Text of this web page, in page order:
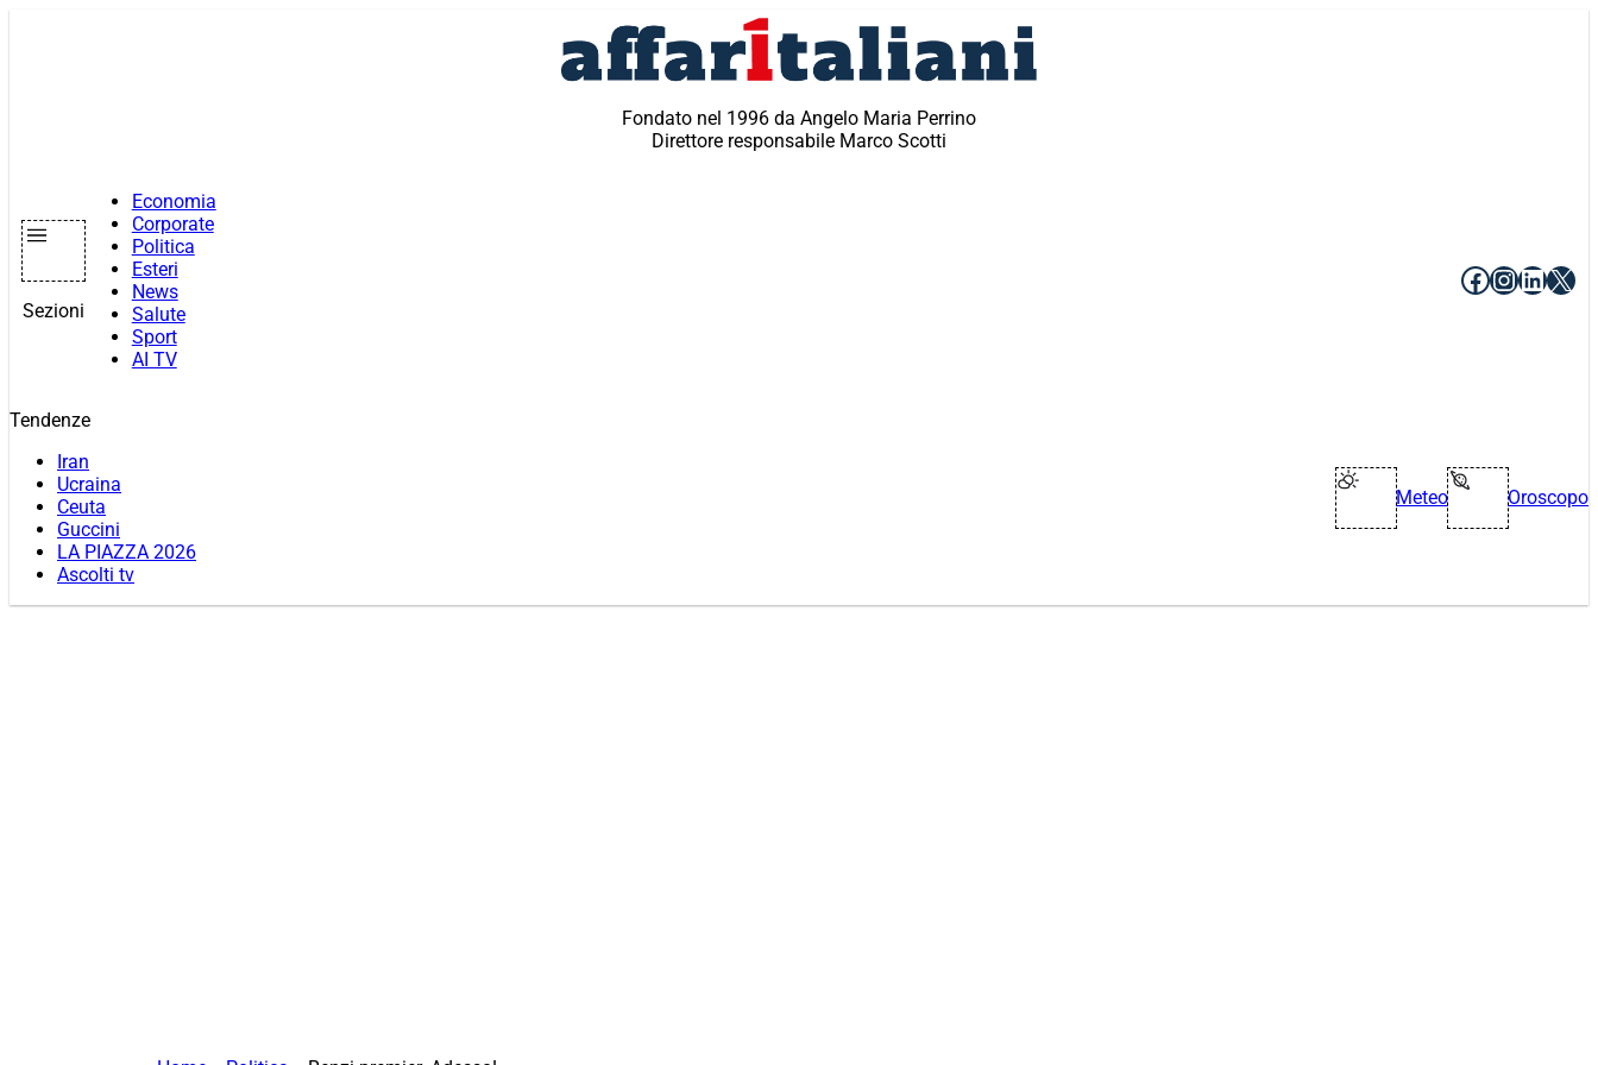
Fondato nel 1996 da Angelo Maria Perrino
Direttore responsabile Marco Scotti
Sezioni
Economia
Corporate
Politica
Esteri
News
Salute
Sport
AI TV
Facebook
X
Tendenze
Iran
Ucraina
Ceuta
Guccini
LA PIAZZA 2026
Ascolti tv
Meteo Oroscopo